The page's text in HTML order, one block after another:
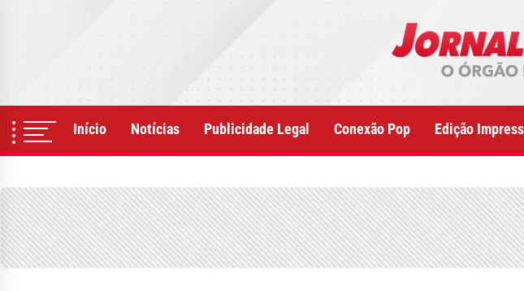
Início Notícias Publicidade Legal Conexão Pop Edição